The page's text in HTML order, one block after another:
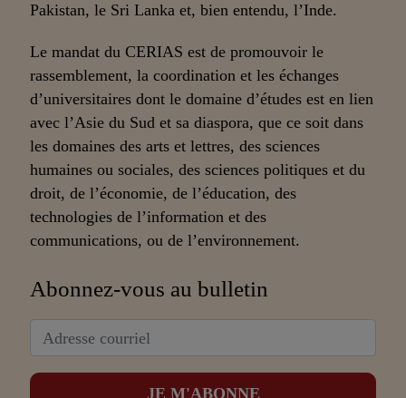
Pakistan, le Sri Lanka et, bien entendu, l’Inde.
Le mandat du CERIAS est de promouvoir le
rassemblement, la coordination et les échanges
d’universitaires dont le domaine d’études est en lien
avec l’Asie du Sud et sa diaspora, que ce soit dans
les domaines des arts et lettres, des sciences
humaines ou sociales, des sciences politiques et du
droit, de l’économie, de l’éducation, des
technologies de l’information et des
communications, ou de l’environnement.
Abonnez-vous au bulletin